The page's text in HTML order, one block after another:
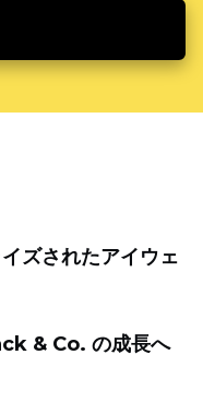
ズされたアイウェ
& Co. の成長へ